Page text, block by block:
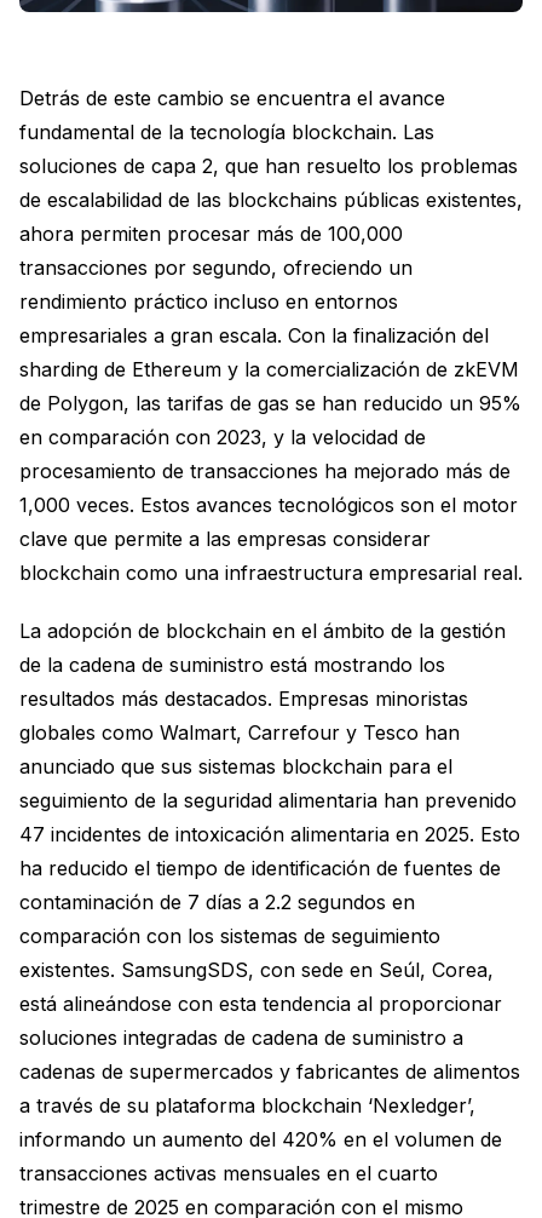
Detrás de este cambio se encuentra el avance
fundamental de la tecnología blockchain. Las
soluciones de capa 2, que han resuelto los problemas
de escalabilidad de las blockchains públicas existentes,
ahora permiten procesar más de 100,000
transacciones por segundo, ofreciendo un
rendimiento práctico incluso en entornos
empresariales a gran escala. Con la finalización del
sharding de Ethereum y la comercialización de zkEVM
de Polygon, las tarifas de gas se han reducido un 95%
en comparación con 2023, y la velocidad de
procesamiento de transacciones ha mejorado más de
1,000 veces. Estos avances tecnológicos son el motor
clave que permite a las empresas considerar
blockchain como una infraestructura empresarial real.
La adopción de blockchain en el ámbito de la gestión
de la cadena de suministro está mostrando los
resultados más destacados. Empresas minoristas
globales como Walmart, Carrefour y Tesco han
anunciado que sus sistemas blockchain para el
seguimiento de la seguridad alimentaria han prevenido
47 incidentes de intoxicación alimentaria en 2025. Esto
ha reducido el tiempo de identificación de fuentes de
contaminación de 7 días a 2.2 segundos en
comparación con los sistemas de seguimiento
existentes. SamsungSDS, con sede en Seúl, Corea,
está alineándose con esta tendencia al proporcionar
soluciones integradas de cadena de suministro a
cadenas de supermercados y fabricantes de alimentos
a través de su plataforma blockchain ‘Nexledger’,
informando un aumento del 420% en el volumen de
transacciones activas mensuales en el cuarto
trimestre de 2025 en comparación con el mismo